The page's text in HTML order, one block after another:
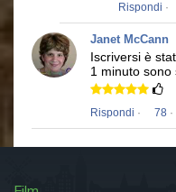
Rispondi ·
Janet McCann
Iscriversi è
1 minuto sono
Rispondi · 78 ·